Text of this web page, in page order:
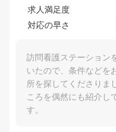
求人満足度
対応の早さ
訪問看護ステーション
いたので、条件などを
所を探してくださりま
ころを偶然にも紹介し
す。